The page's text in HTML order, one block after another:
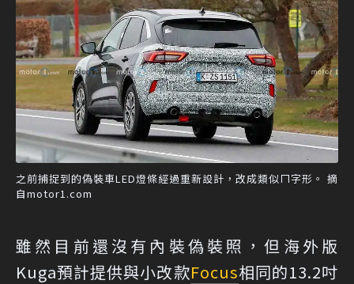
之前捕捉到的偽裝車LED燈條經過重新設計，改成類似ㄇ字形。 摘
自motor1.com
雖然目前還沒有內裝偽裝照，但海外版
Kuga預計提供與小改款Focus相同的13.2吋